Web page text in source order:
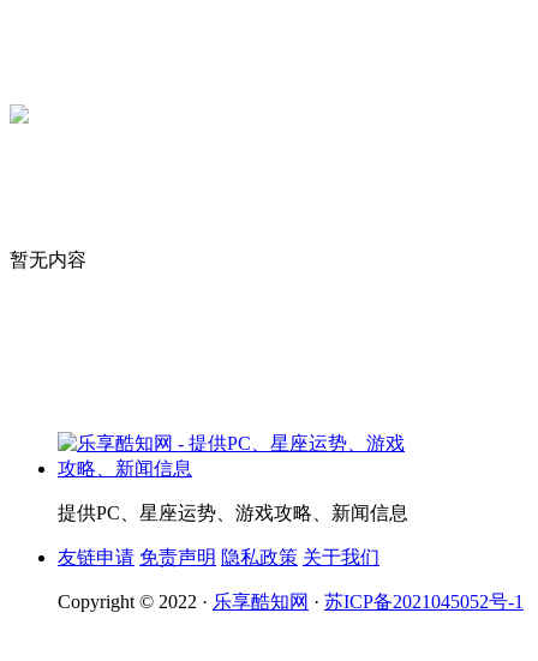
暂无内容
提供PC、星座运势、游戏攻略、新闻信息
友链申请 免责声明 隐私政策 关于我们
Copyright © 2022 · 乐享酷知网 · 苏ICP备2021045052号-1